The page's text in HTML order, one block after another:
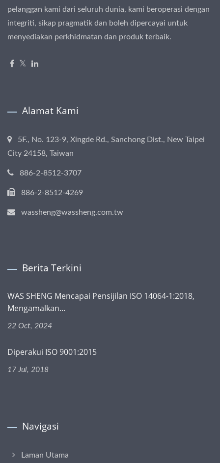
pelanggan kami dari seluruh dunia, kami beroperasi dengan
integriti, sikap pragmatik dan boleh dipercayai untuk
menyediakan perkhidmatan dan produk terbaik.
Alamat Kami
5F., No. 123-9, Xingde Rd., Sanchong Dist., New Taipei
City 24158, Taiwan
886-2-8512-3707
886-2-8512-4269
wassheng@wassheng.com.tw
Berita Terkini
WAS SHENG Mencapai Pensijilan ISO 14064-1:2018,
Mengamalkan...
22 Oct, 2024
Diperakui ISO 9001:2015
17 Jul, 2018
Navigasi
Laman Utama